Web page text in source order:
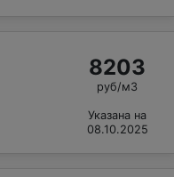
8203
руб/м3
Указана на
08.10.2025